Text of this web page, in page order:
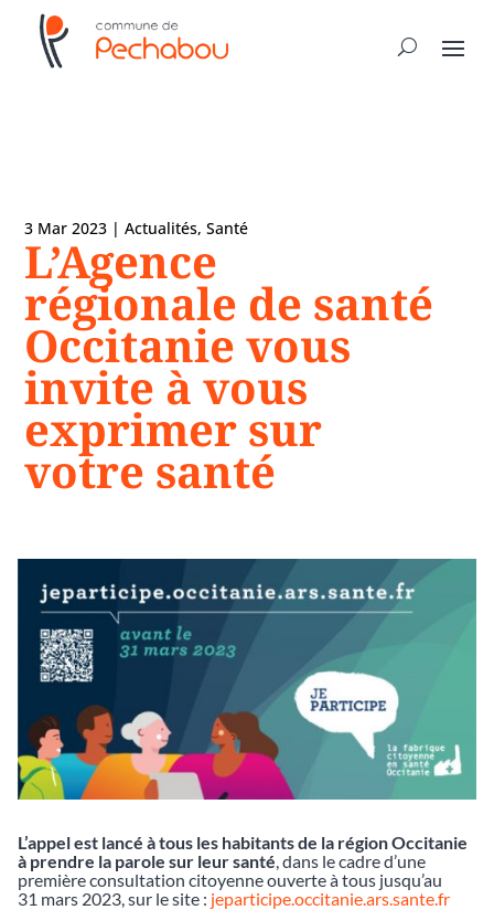
3 Mar 2023 |Actualités,Santé
L’Agence
régionale de santé
Occitanie vous
invite à vous
exprimer sur
votre santé
L’appel est lancé à tous les habitants de la région Occitanie
à prendre la parole sur leur santé, dans le cadre d’une
première consultation citoyenne ouverte à tous jusqu’au
31 mars 2023, sur le site : jeparticipe.occitanie.ars.sante.fr